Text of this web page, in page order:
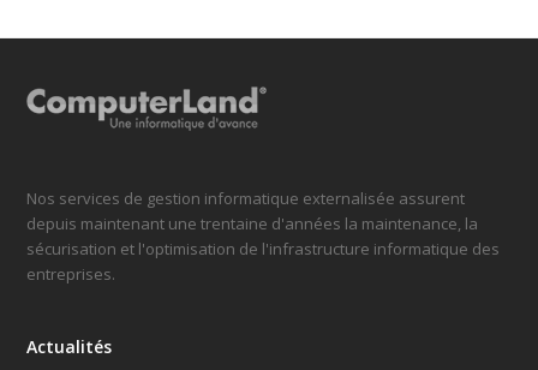
Nos services de gestion informatique externalisée assurent
depuis maintenant une trentaine d'années la maintenance, la
sécurisation et l'optimisation de l'infrastructure informatique des
entreprises.
Actualités